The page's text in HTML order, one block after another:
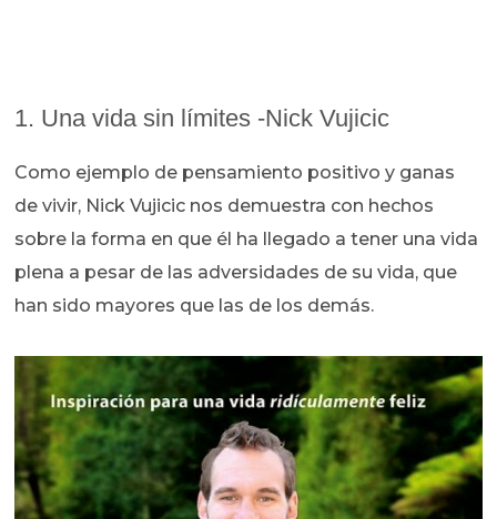
1. Una vida sin límites -Nick Vujicic
Como ejemplo de pensamiento positivo y ganas
de vivir, Nick Vujicic nos demuestra con hechos
sobre la forma en que él ha llegado a tener una vida
plena a pesar de las adversidades de su vida, que
han sido mayores que las de los demás.